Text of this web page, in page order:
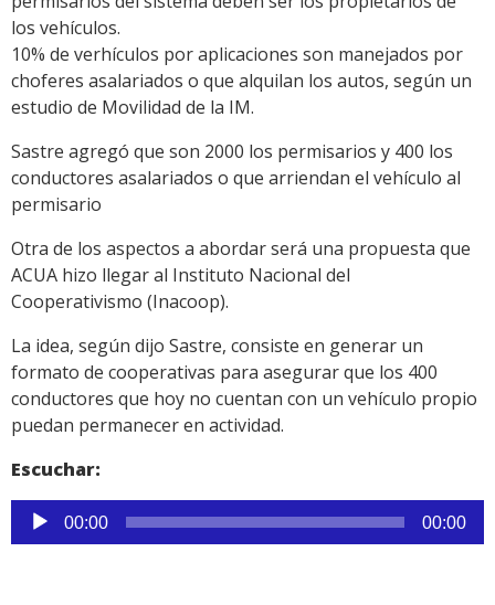
los vehículos.
10% de verhículos por aplicaciones son manejados por
choferes asalariados o que alquilan los autos, según un
estudio de Movilidad de la IM.
Sastre agregó que son 2000 los permisarios y 400 los
conductores asalariados o que arriendan el vehículo al
permisario
Otra de los aspectos a abordar será una propuesta que
ACUA hizo llegar al Instituto Nacional del
Cooperativismo (Inacoop).
La idea, según dijo Sastre, consiste en generar un
formato de cooperativas para asegurar que los 400
conductores que hoy no cuentan con un vehículo propio
puedan permanecer en actividad.
Escuchar:
Reproductor
de
00:00 00:00